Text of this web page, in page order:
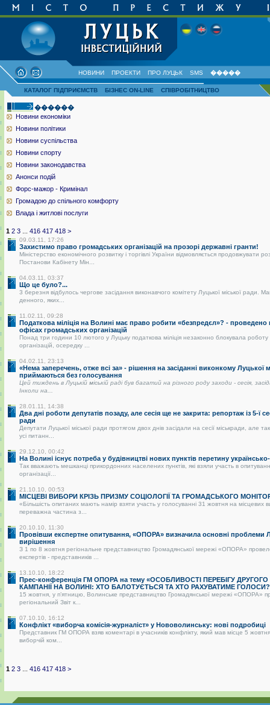
НОВИНИ ПРОЕКТИ ПРО ЛУЦЬК SMS �����
КАТАЛОГ ПІДПРИЄМСТВ БІЗНЕС ON-LINE СПІВРОБІТНИЦТВО
������
Новини економіки
Новини політики
Новини суспільства
Новини спорту
Новини законодавства
Анонси подій
Форс-мажор - Кримінал
Громадою до спільного комфорту
Влада і житлові послуги
1 2 3 416 417 418 >
09.03.11, 17:26
Захистимо право громадських організацій на прозорі державні гранти!
Міністерство економічного розвитку і торгівлі України відмовляється продовжувати
Постанови Кабінету Мін...
04.03.11, 03:37
Що це було?...
3 березня відбулось чергове засідання виконавчого комітету Луцької міської ради.
денного, яких...
11.02.11, 09:28
Податкова міліція на Волині має право робити «безпредєл»? -
офісах громадських організацій
Понад три години 10 лютого у Луцьку податкова міліція незаконно блокувала
організацій, осередку ...
04.02.11, 23:13
«Нема заперечень, отже всі за» - рішення на засіданні виконкому Луцької
приймаються без голосування
Цей тиждень в Луцькій міській раді був багатий на різного роду заходи - сесія,
Інколи на...
28.01.11, 14:38
Два дні роботи депутатів позаду, але сесія ще не закрита: репортаж із 5-ї
ради
Депутати Луцької міської ради протягом двох днів засідали на сесії міськради, але
усі питанн...
29.12.10, 00:42
На Волині існує потреба у будівництві нових пунктів перетину
Так вважають мешканці прикордонних населених пунктів, які взяли участь в
організації...
21.10.10, 00:53
МІСЦЕВІ ВИБОРИ КРІЗЬ ПРИЗМУ СОЦІОЛОГІЇ ТА ГРОМАДСЬКОГО
«Більшість опитаних мають намір взяти участь у голосуванні 31 жовтня на місцевих
переважна частина з...
20.10.10, 11:30
Провівши експертне опитування, «ОПОРА» визначила основні проблеми
вирішення
З 1 по 8 жовтня регіональне представництво Громадянської мережі «ОПОРА»
експертів - представників ...
13.10.10, 18:22
Прес-конференція ГМ ОПОРА на тему «ОСОБЛИВОСТІ ПЕРЕБІГУ
КАМПАНІЇ НА ВОЛИНІ: ХТО БАЛОТУЄТЬСЯ ТА ХТО РАХУВАТИМЕ
15 жовтня, у п’ятницю, Волинське представництво Громадянської мережі «ОПОРА»
регіональний Звіт к...
07.10.10, 16:12
Конфлікт «виборча комісія-журналіст» у Нововолинську: нові подробиці
Представник ГМ ОПОРА взяв коментарі в учасників конфлікту, який мав місце 5 жовтня
виборчій ком...
1 2 3 416 417 418 >